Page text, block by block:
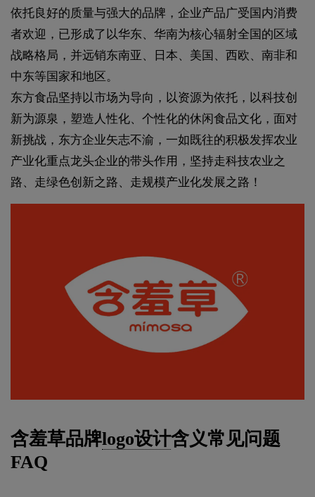
依托良好的质量与强大的品牌，企业产品广受国内消费
者欢迎，已形成了以华东、华南为核心辐射全国的区域
战略格局，并远销东南亚、日本、美国、西欧、南非和
中东等国家和地区。
东方食品坚持以市场为导向，以资源为依托，以科技创
新为源泉，塑造人性化、个性化的休闲食品文化，面对
新挑战，东方企业矢志不渝，一如既往的积极发挥农业
产业化重点龙头企业的带头作用，坚持走科技农业之
路、走绿色创新之路、走规模产业化发展之路！
含羞草品牌logo设计含义常见问题
FAQ